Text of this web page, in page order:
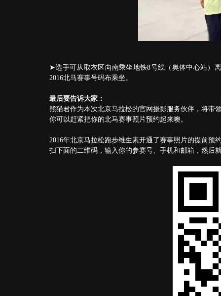
➤选手可从取衣区向南乘坐地铁8号线（奥体中心站）
2016北马赛事号码布乘坐。
最后要告诉大家：
熊猫君作为本次北京马拉松的官网摄影服务伙伴，将带
你可以赶紧把你的北马赛事照片预约起来噢。
2016年北京马拉松跑步维生素开通了赛事照片的提前预
扫下面的二维码，输入你的参赛号、手机和邮箱，然后